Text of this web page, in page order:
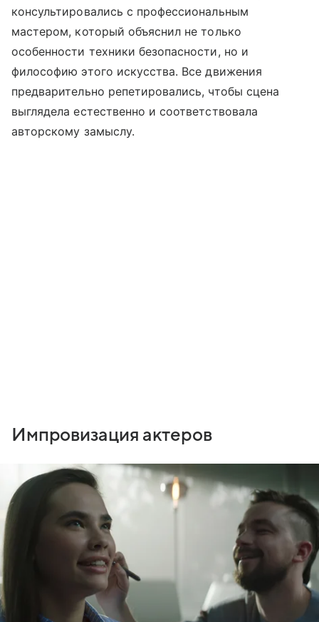
консультировались с профессиональным
мастером, который объяснил не только
особенности техники безопасности, но и
философию этого искусства. Все движения
предварительно репетировались, чтобы сцена
выглядела естественно и соответствовала
авторскому замыслу.
Импровизация актеров